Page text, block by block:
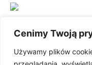
Cenimy Twoją
Używamy plików
Dane adresowe
WOBEE DESIGN LAB